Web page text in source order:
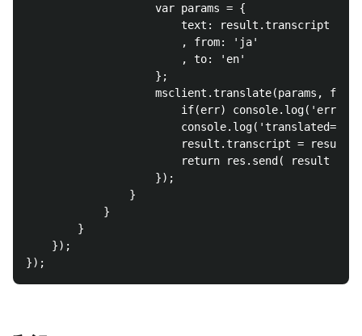
                }
            }
        }
    });